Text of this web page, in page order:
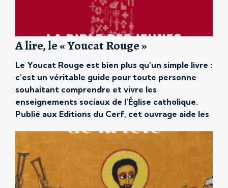
A lire, le « Youcat Rouge »
Le Youcat Rouge est bien plus qu’un simple livre :
c’est un véritable guide pour toute personne
souhaitant comprendre et vivre les
enseignements sociaux de l’Église catholique.
Publié aux Editions du Cerf, cet ouvrage aide les
lire ? À qui […]